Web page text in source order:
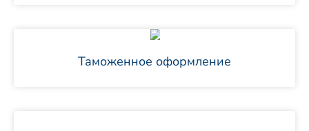
Таможенное оформление